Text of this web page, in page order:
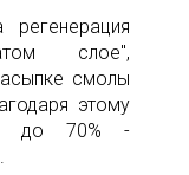
слое",
смолы
этому
– до 70% -